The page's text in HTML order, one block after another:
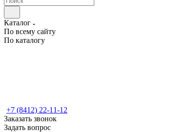
Каталог
По всему сайту
По каталогу
+7 (8412) 22-11-12
Заказать звонок
Задать вопрос